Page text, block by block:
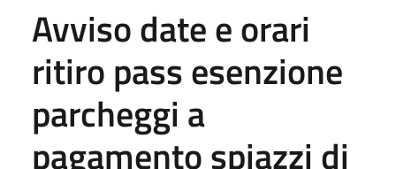
Avviso date e orari
ritiro pass esenzione
parcheggi a
pagamento spiazzi di